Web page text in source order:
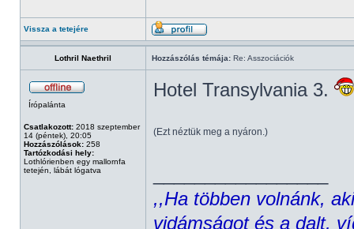
Vissza a tetejére
Lothril Naethril Hozzászólás témája: Re: Asszociációk
Írópalánta
Csatlakozott: 2018 szeptember
14 (péntek), 20:05
Hozzászólások: 258
Tartózkodási hely:
Lothlórienben egy mallornfa
tetején, lábát lógatva
Hotel Transylvania 3.
(Ezt néztük meg a nyáron.)
,,Ha többen volnánk,
vidámságot és a dalt,